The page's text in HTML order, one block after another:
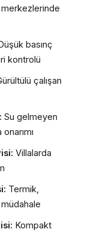
merkezlerinde
basınç
kontrolü
çalışan
Su gelmeyen
Villalarda
Termik,
müdahale
Kompakt